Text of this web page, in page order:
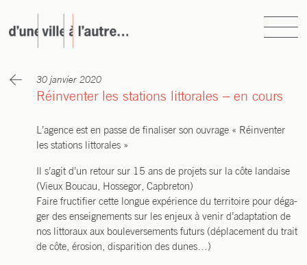
to
content
30 janvier 2020
Réinventer les stations littorales – en cours
L’a­gence est en passe de fina­li­ser son ouvrage « Réin­ven­ter
les sta­tions littorales »
Il s’a­git d’un retour sur 15 ans de pro­jets sur la côte lan­daise
(Vieux Bou­cau, Hos­se­gor, Capbreton)
Faire fruc­ti­fier cette longue expé­rience du ter­ri­toire pour déga­
ger des ensei­gne­ments sur les enjeux à venir d’a­dap­ta­tion de
nos lit­to­raux aux bou­le­ver­se­ments futurs (dépla­ce­ment du trait
de côte, éro­sion, dis­pa­ri­tion des dunes…)